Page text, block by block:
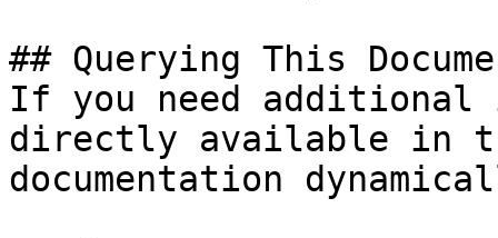
## Querying This
If you need
directly available in
documentation